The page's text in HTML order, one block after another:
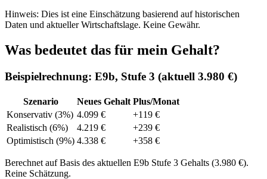
Hinweis: Dies ist eine Einschätzung basierend auf historischen
Daten und aktueller Wirtschaftslage. Keine Gewähr.
Was bedeutet das für mein Gehalt?
Beispielrechnung: E9b, Stufe 3 (aktuell 3.980 €)
Szenario Neues Gehalt Plus/Monat
Konservativ (3%) 4.099 €
+119 €
Realistisch (6%)
4.219 €
+239 €
Optimistisch (9%) 4.338 € +358 €
Berechnet auf Basis des aktuellen E9b Stufe 3 Gehalts (3.980 €).
Reine Schätzung.